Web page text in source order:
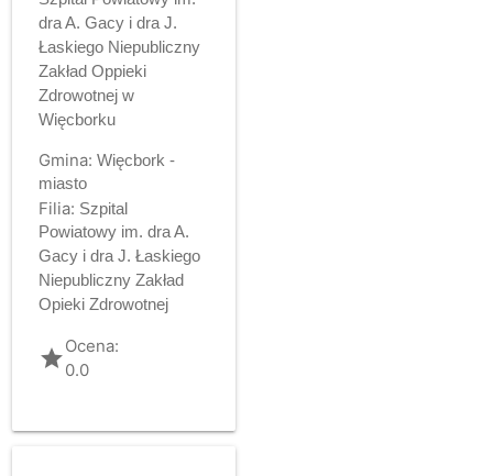
dra A. Gacy i dra J.
Łaskiego Niepubliczny
Zakład Oppieki
Zdrowotnej w
Więcborku
Gmina: Więcbork -
miasto
Filia: Szpital
Powiatowy im. dra A.
Gacy i dra J. Łaskiego
Niepubliczny Zakład
Opieki Zdrowotnej
gradeOcena:
0.0